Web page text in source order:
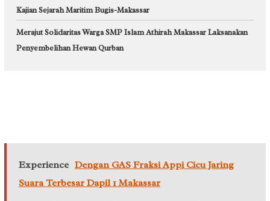
Kajian Sejarah Maritim Bugis-Makassar
Merajut Solidaritas Warga SMP Islam Athirah Makassar Laksanakan
Penyembelihan Hewan Qurban
Experience Dengan GAS Fraksi Appi Cicu Jaring
Suara Terbesar Dapil 1 Makassar